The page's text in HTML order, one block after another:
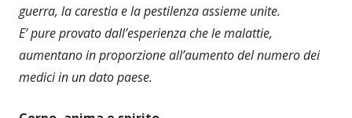
guerra, la carestia e la pestilenza assieme unite.
E’ pure provato dall’esperienza che le malattie,
aumentano in proporzione all’aumento del numero dei
medici in un dato paese.